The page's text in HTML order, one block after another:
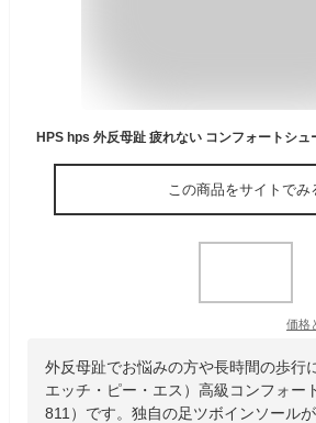
この商品をサイトでみ
価格
外反母趾でお悩みの方や長時間の歩行
エッチ・ピー・エス）高級コンフォー
811）です。独自の足ツボインソール